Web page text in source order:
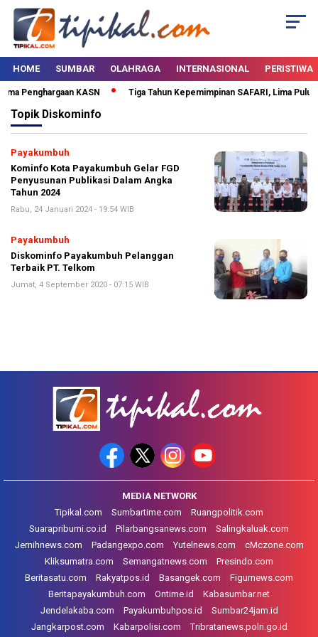
HOME SUMBAR OLAHRAGA INTERNASIONAL PERISTIWA
Penghargaan KASN Tiga Tahun Kepemimpinan SAFARI, Lima
Topik Diskominfo
Payakumbuh
Kominfo Kota Payakumbuh Gelar FGD
Penyusunan Publikasi Dalam Angka
Tahun 2024
Rabu, 24 Januari 2024 - 19:54 WIB
Payakumbuh
Diskominfo Payakumbuh Pelanggan
Terbaik PT. Telkom
Jumat, 4 September 2020 - 07:15 WIB
MEDIA NETWORK
Tipikal.com
Sumbartime.com
Ruangpolitik.com
Suarapribumi.co.id
Pilarbangsanews.com
Salingkaluak.com
Jernihnews.com
Padangexpo.com Yutelnews.com
cMczone.com
Kliksumatra.com
Semangatnews.com
Presindo.com
Beritasatu.com
Rakyatpos.id Basangek.com
Figurnews.com
Beritapayakumbuh.com
Ontime.id
Kabasumbar.net
Jendelakaba.com
Payakumbuhpos.id
Sumbar24jam.id
Jangkarpost.com
Kabarpolisi.com Tribratanews.polri.go.id